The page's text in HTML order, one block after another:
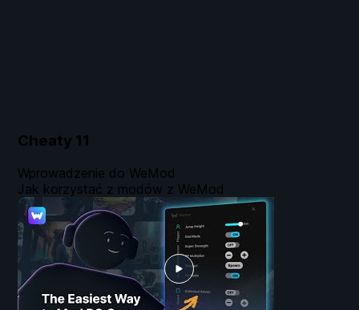
Cheaty 11
Wprowadzenie do WeMod
Jak korzystać z modów z WeMod